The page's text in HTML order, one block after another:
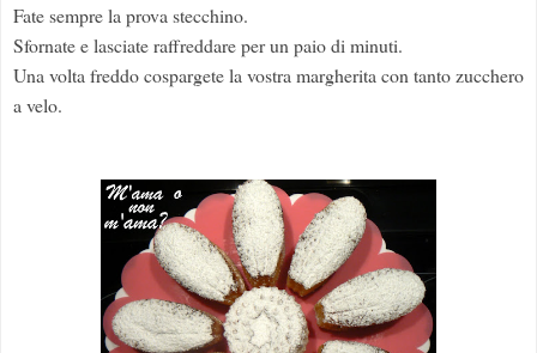
Fate sempre la prova stecchino.
Sfornate e lasciate raffreddare per un paio di minuti.
Una volta freddo cospargete la vostra margherita con tanto zucchero
a velo.